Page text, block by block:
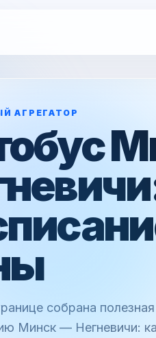
АГРЕГАТОР
собрана
Минск — Негневичи: